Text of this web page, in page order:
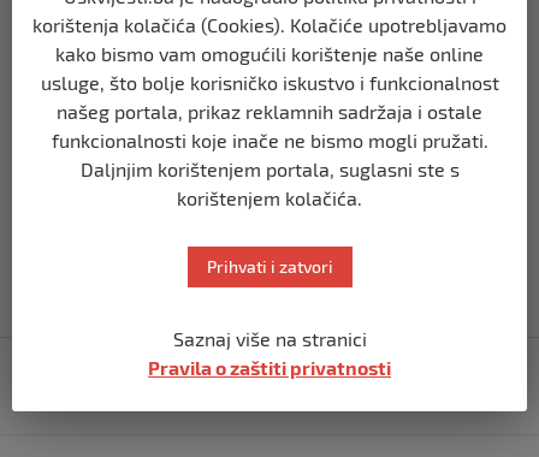
novo izvješće o kampanji, potkrepljujući predsjednikovu
poruku. Tvrdila je da stručnjaci i mediji još jednom
sumnjaju u Bidena, ističući vrlo rane anketne podatke koji
pokazuju da je rasprava imala nezamjetan utjecaj na to
kako američki birači gledaju na predsjedničku utrku,
prenoSIN1.
Veliki protesti u Izraelu: Hiljade ljudi traži povratak
korištenja kolačića (Cookies). Kolačiće upotrebljavamo
kako bismo vam omogućili korištenje naše online
usluge, što bolje korisničko iskustvo i funkcionalnost
našeg portala, prikaz reklamnih sadržaja i ostale
funkcionalnosti koje inače ne bismo mogli pružati.
Daljnjim korištenjem portala, suglasni ste s
korištenjem kolačića.
Prihvati i zatvori
Saznaj više na stranici
Pravila o zaštiti privatnosti